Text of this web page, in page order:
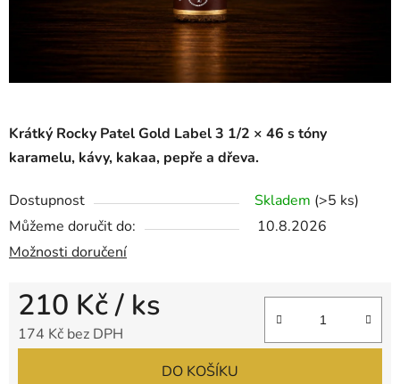
Krátký Rocky Patel Gold Label 3 1/2 × 46 s tóny
karamelu, kávy, kakaa, pepře a dřeva.
Dostupnost Skladem (>5 ks)
Můžeme doručit do:
10.8.2026
Možnosti doručení
210 Kč/ ks
174 Kč bez DPH
DO KOŠÍKU